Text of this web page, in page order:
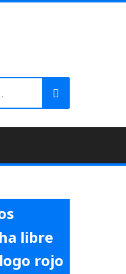
libre
rojo